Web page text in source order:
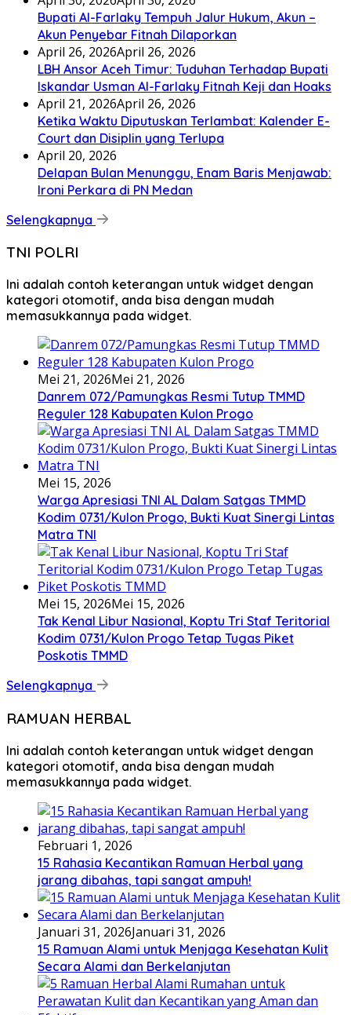
Bupati Al-Farlaky Tempuh Jalur Hukum, Akun –
Akun Penyebar Fitnah Dilaporkan
April 26, 2026April 26, 2026
LBH Ansor Aceh Timur: Tuduhan Terhadap Bupati
Iskandar Usman Al-Farlaky Fitnah Keji dan Hoaks
April 21, 2026April 26, 2026
Ketika Waktu Diputuskan Terlambat: Kalender E-
Court dan Disiplin yang Terlupa
April 20, 2026
Delapan Bulan Menunggu, Enam Baris Menjawab:
Ironi Perkara di PN Medan
Selengkapnya
TNI POLRI
Ini adalah contoh keterangan untuk widget dengan
kategori otomotif, anda bisa dengan mudah
memasukkannya pada widget.
Mei 21, 2026Mei 21, 2026
Danrem 072/Pamungkas Resmi Tutup TMMD
Reguler 128 Kabupaten Kulon Progo
Mei 15, 2026
Warga Apresiasi TNI AL Dalam Satgas TMMD
Kodim 0731/Kulon Progo, Bukti Kuat Sinergi Lintas
Matra TNI
Mei 15, 2026Mei 15, 2026
Tak Kenal Libur Nasional, Koptu Tri Staf Teritorial
Kodim 0731/Kulon Progo Tetap Tugas Piket
Poskotis TMMD
Selengkapnya
RAMUAN HERBAL
Ini adalah contoh keterangan untuk widget dengan
kategori otomotif, anda bisa dengan mudah
memasukkannya pada widget.
Februari 1, 2026
15 Rahasia Kecantikan Ramuan Herbal yang
jarang dibahas, tapi sangat ampuh!
Januari 31, 2026Januari 31, 2026
15 Ramuan Alami untuk Menjaga Kesehatan Kulit
Secara Alami dan Berkelanjutan